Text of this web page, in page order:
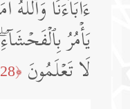
ءَابَاۤءَنَا وَٱللَّهُ
یَأۡمُرُ
لَا تَعۡلَمُونَ ﴿28﴾